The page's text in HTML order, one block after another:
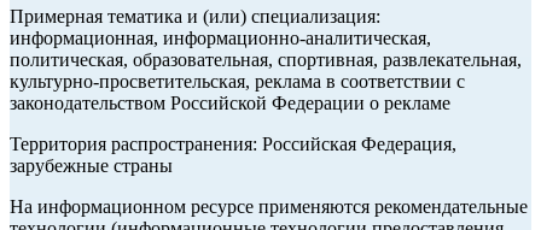
Примерная тематика и (или) специализация:
информационная, информационно-аналитическая,
политическая, образовательная, спортивная, развлекательная,
культурно-просветительская, реклама в соответствии с
законодательством Российской Федерации о рекламе
Территория распространения: Российская Федерация,
зарубежные страны
На информационном ресурсе применяются рекомендательные